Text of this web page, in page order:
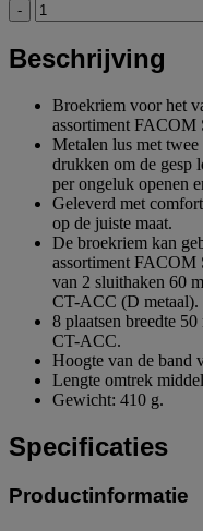
-
Beschrijving
Broekriem voor het
assortiment FACOM
Metalen lus met
drukken om de gesp
per ongeluk openen
Geleverd met
op de juiste maat.
De broekriem kan
assortiment
van 2 sluithaken 60
CT-ACC (D metaal).
8 plaatsen breedte
CT-ACC.
Hoogte van de band
Lengte omtrek
Gewicht: 410 g.
Specificaties
Productinformatie